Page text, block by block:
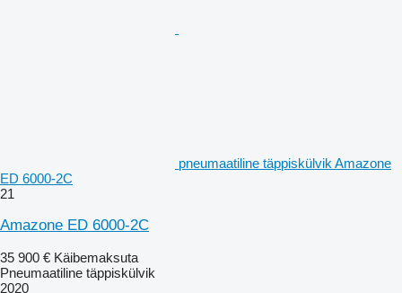
pneumaatiline täppiskülvik Amazone
ED 6000-2C
21
Amazone ED 6000-2C
35 900 € Käibemaksuta
Pneumaatiline täppiskülvik
2020